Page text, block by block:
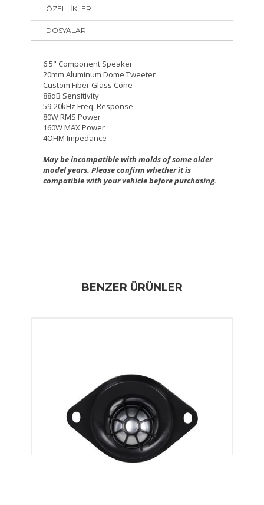
ÖZELLİKLER
DOSYALAR
6.5" Component Speaker
20mm Aluminum Dome Tweeter
Custom Fiber Glass Cone
88dB Sensitivity
59-20kHz Freq. Response
80W RMS Power
160W MAX Power
4OHM Impedance
May be incompatible with molds of some older
model years. Please confirm whether it is
compatible with your vehicle before purchasing.
BENZER ÜRÜNLER